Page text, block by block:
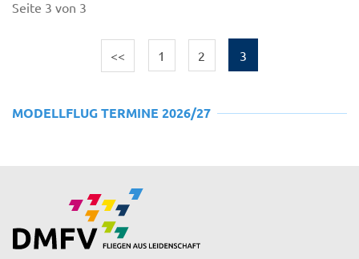
Seite 3 von 3
<< 1 2 3
MODELLFLUG TERMINE 2026/27